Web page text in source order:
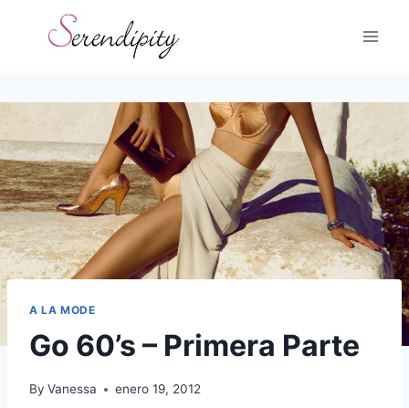
A LA MODE
Go 60’s – Primera Parte
By Vanessa enero 19, 2012